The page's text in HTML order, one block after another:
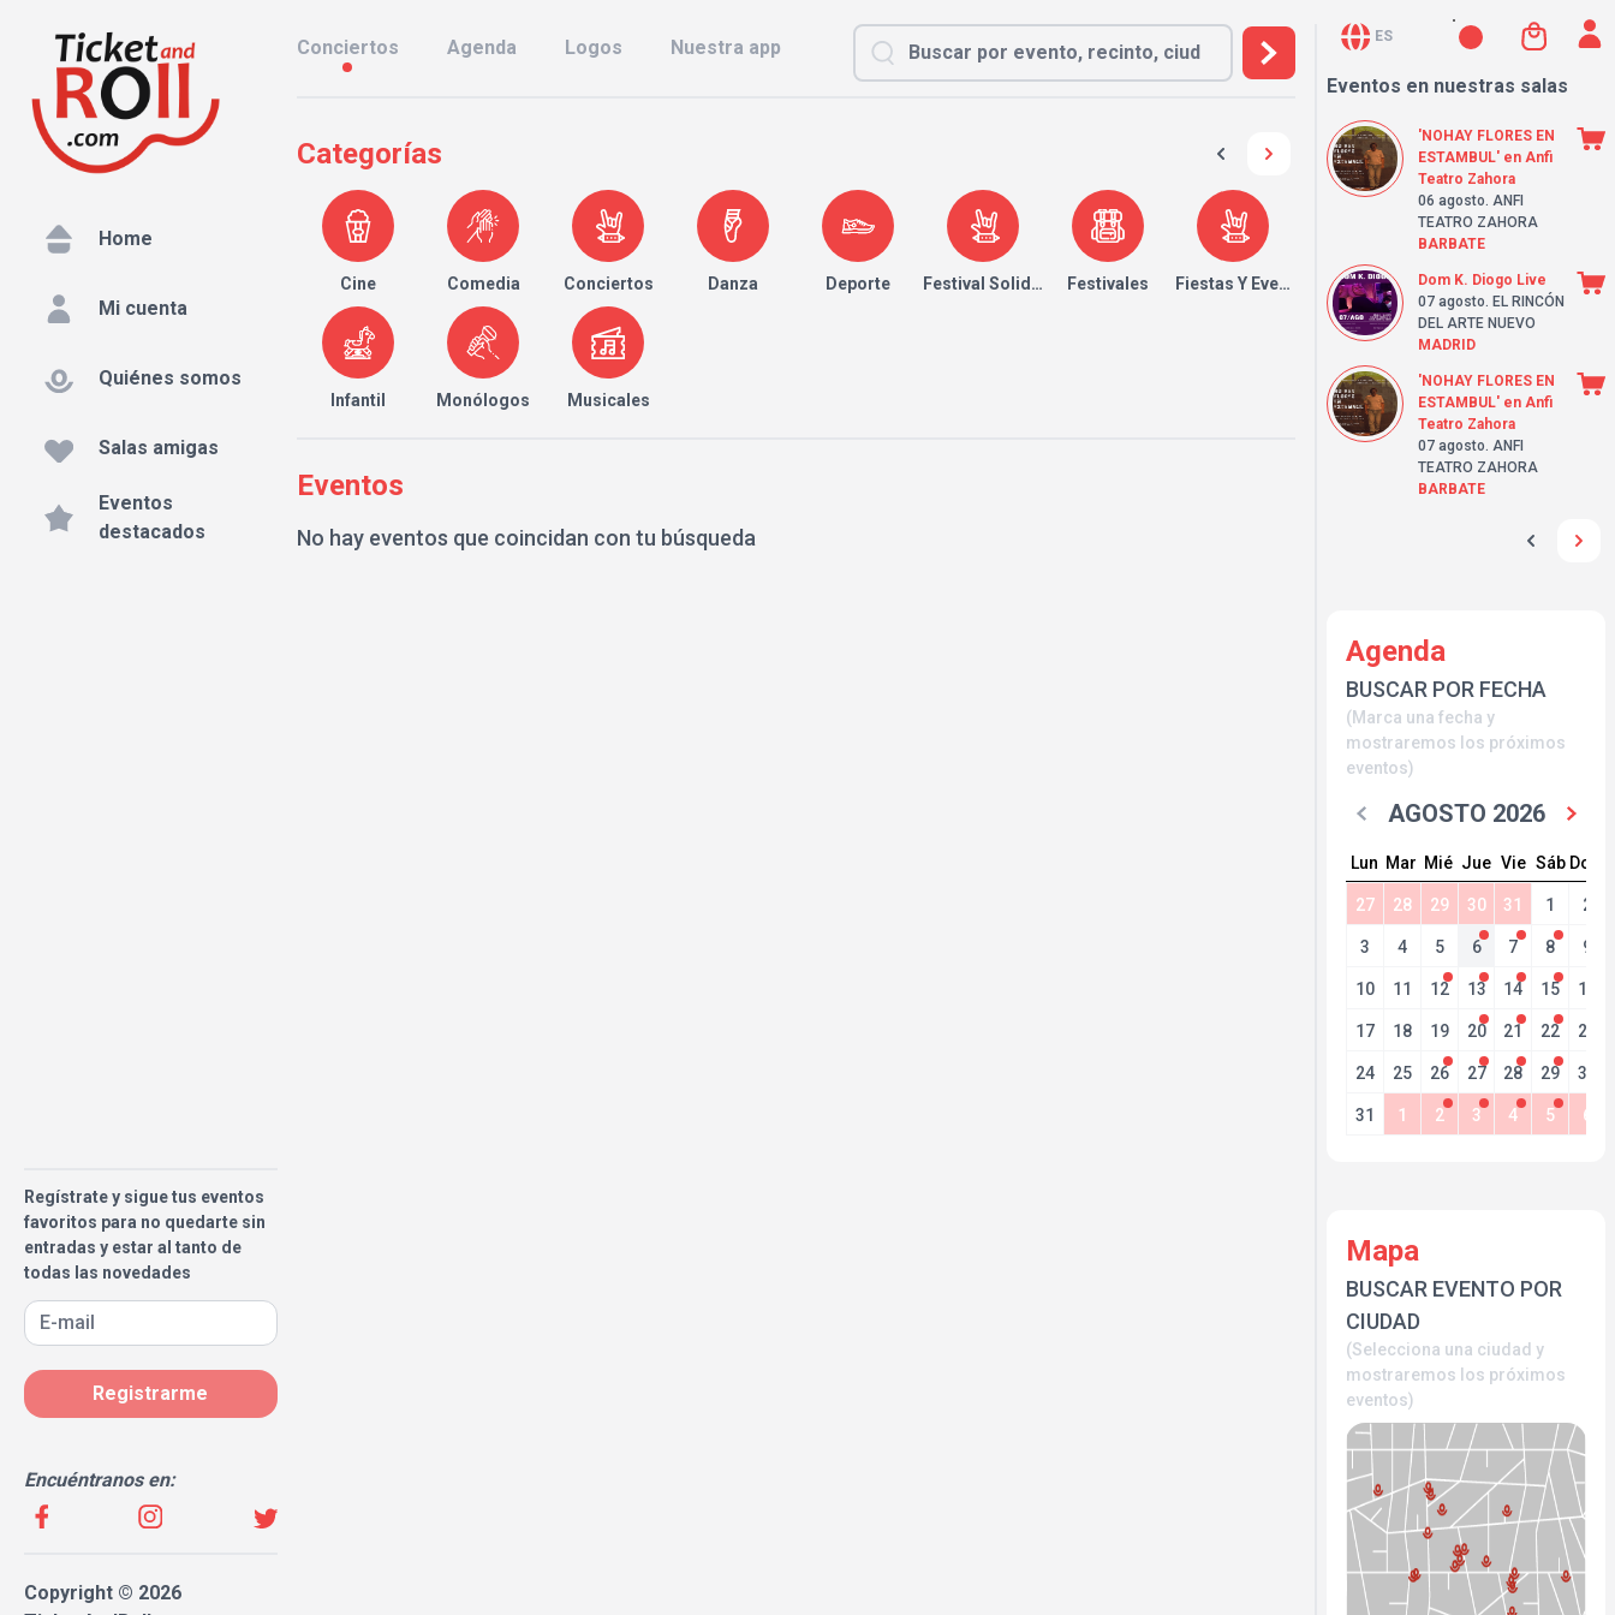
Home
Mi cuenta
Quiénes somos
Salas amigas
Eventos
destacados
Regístrate y sigue tus eventos
favoritos para no quedarte sin
entradas y estar al tanto de
todas las novedades
Registrarme
Encuéntranos en:
Copyright © 2026
Conciertos Agenda Logos Nuestra app
Categorías
Cine Comedia Conciertos Danza Deporte Festival Solidario Festivales Fiestas Y Eventos
Infantil Monólogos Musicales
Eventos
No hay eventos que coincidan con tu búsqueda
ES
Eventos en nuestras salas
'NOHAY FLORES EN
ESTAMBUL' en Anfi
Teatro Zahora
06 agosto. ANFI
TEATRO ZAHORA
BARBATE
Dom K. Diogo Live
07 agosto. EL RINCÓN
DEL ARTE NUEVO
MADRID
'NOHAY FLORES EN
ESTAMBUL' en Anfi
Teatro Zahora
07 agosto. ANFI
TEATRO ZAHORA
BARBATE
Agenda
BUSCAR POR FECHA
(Marca una fecha y
mostraremos los próximos
eventos)
AGOSTO 2026
Lun Mar Mié Jue Vie Sáb Dom
27 28 29 30 31 1 2
3 4 5 6 7 8 9
10 11 12 13 14 15 16
17 18 19 20 21 22 23
24 25 26 27 28 29 30
31 1 2 3 4 5 6
Mapa
BUSCAR EVENTO POR
CIUDAD
(Selecciona una ciudad y
mostraremos los próximos
eventos)